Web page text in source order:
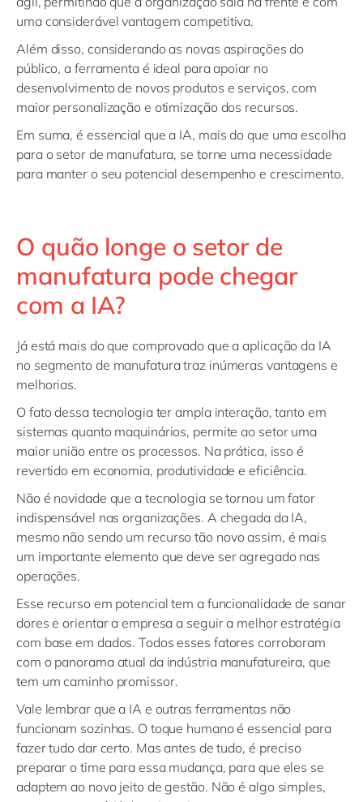
uma considerável vantagem competitiva.
Além disso, considerando as novas aspirações do
público, a ferramenta é ideal para apoiar no
desenvolvimento de novos produtos e serviços, com
maior personalização e otimização dos recursos.
Em suma, é essencial que a IA, mais do que uma escolha
para o setor de manufatura, se torne uma necessidade
para manter o seu potencial desempenho e crescimento.
O quão longe o setor de
manufatura pode chegar
com a IA?
Já está mais do que comprovado que a aplicação da IA
no segmento de manufatura traz inúmeras vantagens e
melhorias.
O fato dessa tecnologia ter ampla interação, tanto em
sistemas quanto maquinários, permite ao setor uma
maior união entre os processos. Na prática, isso é
revertido em economia, produtividade e eficiência.
Não é novidade que a tecnologia se tornou um fator
indispensável nas organizações. A chegada da IA,
mesmo não sendo um recurso tão novo assim, é mais
um importante elemento que deve ser agregado nas
operações.
Esse recurso em potencial tem a funcionalidade de sanar
dores e orientar a empresa a seguir a melhor estratégia
com base em dados. Todos esses fatores corroboram
com o panorama atual da indústria manufatureira, que
tem um caminho promissor.
Vale lembrar que a IA e outras ferramentas não
funcionam sozinhas. O toque humano é essencial para
fazer tudo dar certo. Mas antes de tudo, é preciso
preparar o time para essa mudança, para que eles se
adaptem ao novo jeito de gestão. Não é algo simples,